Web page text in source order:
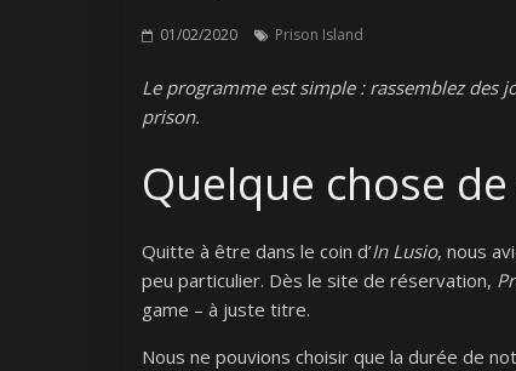
01/02/2020 Prison Island
Le programme est simple : rassemblez des
prison.
Quelque chose
Quitte à être dans le coin d’In Lusio, nous
peu particulier. Dès le site de réservation,
game – à juste titre.
Nous ne pouvions choisir que la durée de